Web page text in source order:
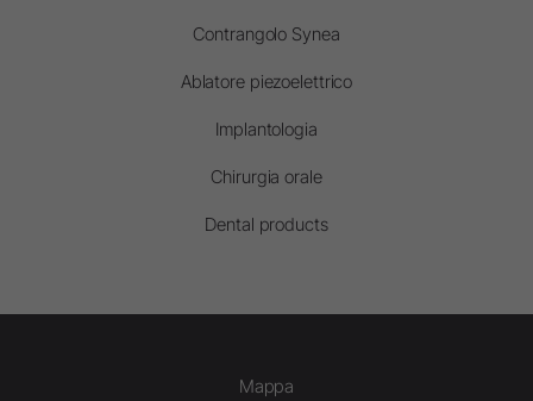
Contrangolo Synea
Ablatore piezoelettrico
Implantologia
Chirurgia orale
Dental products
Mappa